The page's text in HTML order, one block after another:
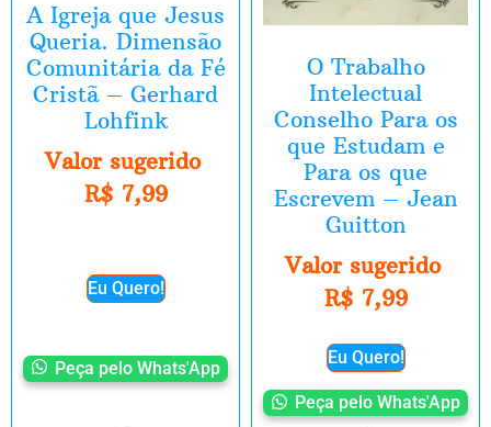
A Igreja que Jesus
Queria. Dimensão
Comunitária da Fé
Cristã – Gerhard
Lohfink
Valor sugerido
R$7,99
Eu Quero!
Peça pelo Whats'App
O Trabalho
Intelectual
Conselho Para os
que Estudam e
Para os que
Escrevem – Jean
Guitton
Valor sugerido
R$7,99
Eu Quero!
Peça pelo Whats'App